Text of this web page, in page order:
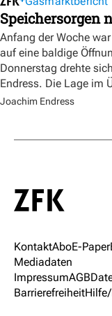
Speichersorgen
Anfang der Woche
auf eine baldige
Donnerstag drehte
Endress. Die Lage im
Joachim Endress
KontaktAboE-Paper
Mediadaten
ImpressumAGB
Barrierefreiheit